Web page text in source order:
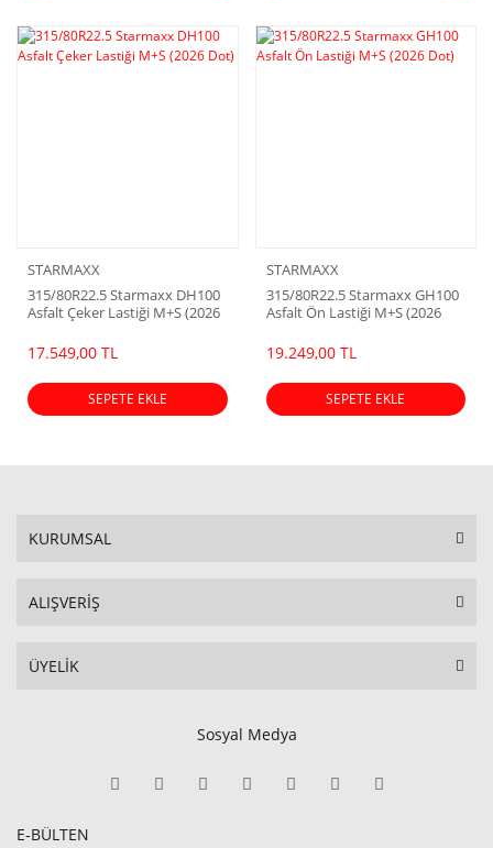
STARMAXX
315/80R22.5 Starmaxx DH100
Asfalt Çeker Lastiği M+S (2026
17.549,00 TL
SEPETE EKLE
STARMAXX
315/80R22.5 Starmaxx GH100
Asfalt Ön Lastiği M+S (2026
19.249,00 TL
SEPETE EKLE
KURUMSAL
ALIŞVERİŞ
ÜYELİK
Sosyal Medya
E-BÜLTEN